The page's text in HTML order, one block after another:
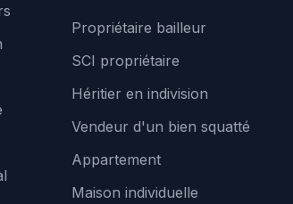
Propriétaire bailleur
SCI propriétaire
Héritier en indivision
Vendeur d'un bien squatté
Appartement
Maison individuelle